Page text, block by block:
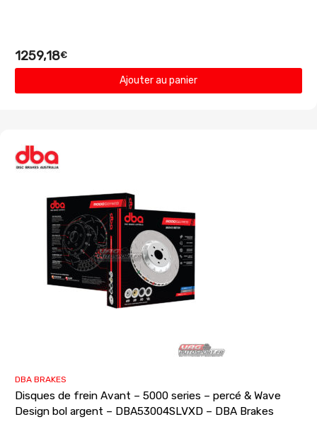
1259,18€
Ajouter au panier
DBA BRAKES
Disques de frein Avant – 5000 series – percé & Wave
Design bol argent – DBA53004SLVXD – DBA Brakes